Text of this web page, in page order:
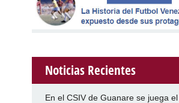
Noticias Recientes
En el CSIV de Guanare se juega el